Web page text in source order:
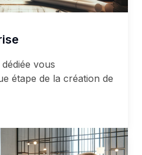
vous
étape de la création de